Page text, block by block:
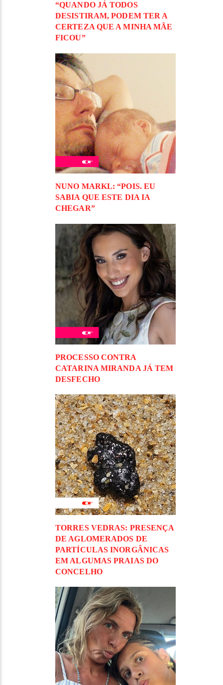
“QUANDO JÁ TODOS
DESISTIRAM, PODEM TER A
CERTEZA QUE A MINHA MÃE
FICOU”
NUNO MARKL: “POIS. EU
SABIA QUE ESTE DIA IA
CHEGAR”
PROCESSO CONTRA
CATARINA MIRANDA JÁ TEM
DESFECHO
TORRES VEDRAS: PRESENÇA
DE AGLOMERADOS DE
PARTÍCULAS INORGÂNICAS
EM ALGUMAS PRAIAS DO
CONCELHO